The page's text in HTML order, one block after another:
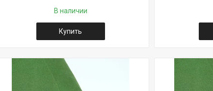
В наличии
Купить